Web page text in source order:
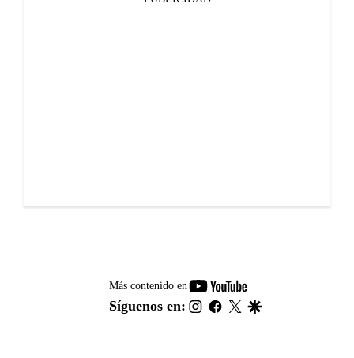
Más contenido en
youtube-
footer
Síguenos en: instagram
facebook
twitter